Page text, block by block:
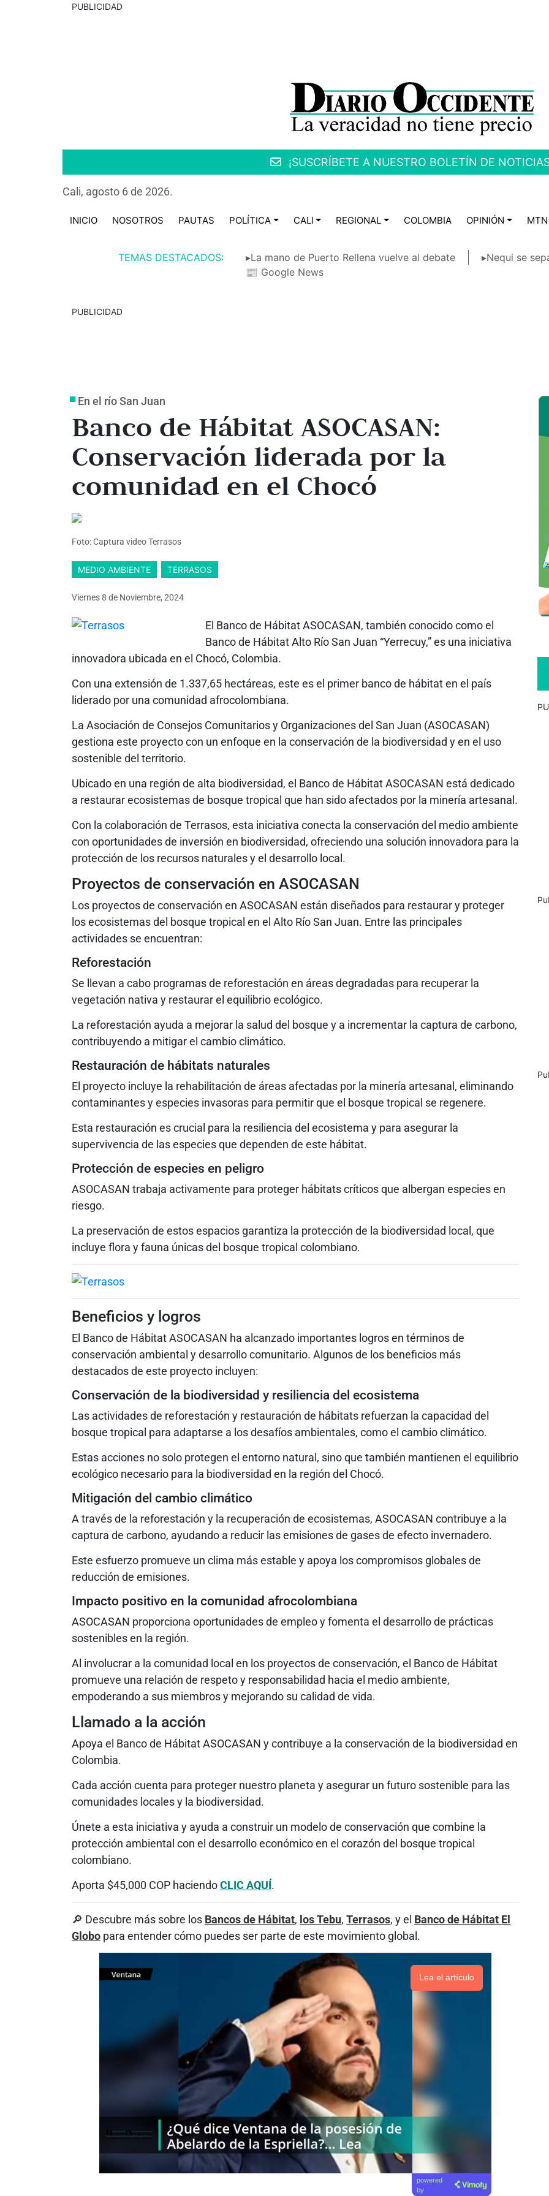
PUBLICIDAD
¡SUSCRÍBETE A NUESTRO BOLETÍN DE
Cali, agosto 6 de 2026.
INICIO NOSOTROS PAUTAS POLÍTICA CALI REGIONAL COLOMBIA OPINIÓN MTN
TEMAS DESTACADOS: ▸La mano de Puerto Rellena vuelve al debate
▸Nequi se
📰 Google News
PUBLICIDAD
En el río San Juan
Banco de Hábitat ASOCASAN:
Conservación liderada por la
comunidad en el Chocó
Foto: Captura video Terrasos
MEDIO AMBIENTE TERRASOS
Viernes 8 de Noviembre, 2024
El Banco de Hábitat ASOCASAN, también conocido como el
Banco de Hábitat Alto Río San Juan “Yerrecuy,” es una iniciativa
innovadora ubicada en el Chocó, Colombia.
Con una extensión de 1.337,65 hectáreas, este es el primer banco de hábitat en el país
liderado por una comunidad afrocolombiana.
La Asociación de Consejos Comunitarios y Organizaciones del San Juan (ASOCASAN)
gestiona este proyecto con un enfoque en la conservación de la biodiversidad y en el uso
sostenible del territorio.
Ubicado en una región de alta biodiversidad, el Banco de Hábitat ASOCASAN está dedicado
a restaurar ecosistemas de bosque tropical que han sido afectados por la minería artesanal.
Con la colaboración de Terrasos, esta iniciativa conecta la conservación del medio ambiente
con oportunidades de inversión en biodiversidad, ofreciendo una solución innovadora para la
protección de los recursos naturales y el desarrollo local.
Proyectos de conservación en ASOCASAN
Los proyectos de conservación en ASOCASAN están diseñados para restaurar y proteger
los ecosistemas del bosque tropical en el Alto Río San Juan. Entre las principales
actividades se encuentran:
Reforestación
Se llevan a cabo programas de reforestación en áreas degradadas para recuperar la
vegetación nativa y restaurar el equilibrio ecológico.
La reforestación ayuda a mejorar la salud del bosque y a incrementar la captura de carbono,
contribuyendo a mitigar el cambio climático.
Restauración de hábitats naturales
El proyecto incluye la rehabilitación de áreas afectadas por la minería artesanal, eliminando
contaminantes y especies invasoras para permitir que el bosque tropical se regenere.
Esta restauración es crucial para la resiliencia del ecosistema y para asegurar la
supervivencia de las especies que dependen de este hábitat.
Protección de especies en peligro
ASOCASAN trabaja activamente para proteger hábitats críticos que albergan especies en
riesgo.
La preservación de estos espacios garantiza la protección de la biodiversidad local, que
incluye flora y fauna únicas del bosque tropical colombiano.
Beneficios y logros
El Banco de Hábitat ASOCASAN ha alcanzado importantes logros en términos de
conservación ambiental y desarrollo comunitario. Algunos de los beneficios más
destacados de este proyecto incluyen:
Conservación de la biodiversidad y resiliencia del ecosistema
Las actividades de reforestación y restauración de hábitats refuerzan la capacidad del
bosque tropical para adaptarse a los desafíos ambientales, como el cambio climático.
Estas acciones no solo protegen el entorno natural, sino que también mantienen el equilibrio
ecológico necesario para la biodiversidad en la región del Chocó.
Mitigación del cambio climático
A través de la reforestación y la recuperación de ecosistemas, ASOCASAN contribuye a la
captura de carbono, ayudando a reducir las emisiones de gases de efecto invernadero.
Este esfuerzo promueve un clima más estable y apoya los compromisos globales de
reducción de emisiones.
Impacto positivo en la comunidad afrocolombiana
ASOCASAN proporciona oportunidades de empleo y fomenta el desarrollo de prácticas
sostenibles en la región.
Al involucrar a la comunidad local en los proyectos de conservación, el Banco de Hábitat
promueve una relación de respeto y responsabilidad hacia el medio ambiente,
empoderando a sus miembros y mejorando su calidad de vida.
Llamado a la acción
Apoya el Banco de Hábitat ASOCASAN y contribuye a la conservación de la biodiversidad en
Colombia.
Cada acción cuenta para proteger nuestro planeta y asegurar un futuro sostenible para las
comunidades locales y la biodiversidad.
Únete a esta iniciativa y ayuda a construir un modelo de conservación que combine la
protección ambiental con el desarrollo económico en el corazón del bosque tropical
colombiano.
Aporta $45,000 COP haciendoCLIC AQUÍ.
🔎 Descubre más sobre los Bancos de Hábitat, los Tebu, Terrasos, y el Banco de Hábitat El
Globo para entender cómo puedes ser parte de este movimiento global.
Lea el artículo
powered
by